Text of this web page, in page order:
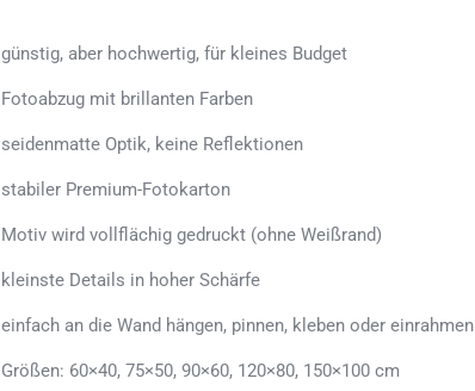
günstig, aber hochwertig, für kleines Budget
Fotoabzug mit brillanten Farben
seidenmatte Optik, keine Reflektionen
stabiler Premium-Fotokarton
Motiv wird vollflächig gedruckt (ohne Weißrand)
kleinste Details in hoher Schärfe
einfach an die Wand hängen, pinnen, kleben oder einrahmen
Größen: 60×40, 75×50, 90×60, 120×80, 150×100 cm